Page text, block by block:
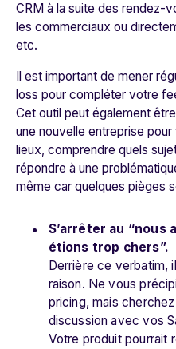
CRM à la suite des rendez-
les commerciaux ou
etc.
Il est important de mener
loss pour compléter votre
Cet outil peut également
une nouvelle entreprise
lieux, comprendre quels
répondre à une
même car quelques pièges
S’arrêter au “nous
étions trop chers”.
Derrière ce verbatim,
raison. Ne vous
pricing, mais
discussion avec vos
Votre produit pourrait